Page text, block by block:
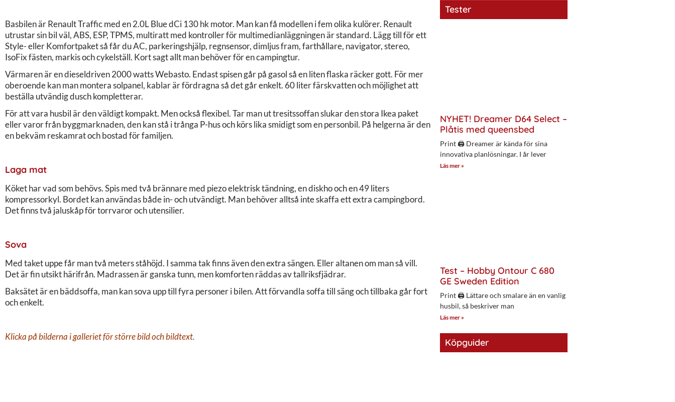
Basbilen är Renault Traffic med en 2.0L Blue dCi 130 hk motor. Man kan få modellen i fem olika kulörer. Renault
utrustar sin bil väl, ABS, ESP, TPMS, multiratt med kontroller för multimedianläggningen är standard. Lägg till för ett
Style- eller Komfortpaket så får du AC, parkeringshjälp, regnsensor, dimljus fram, farthållare, navigator, stereo,
IsoFix fästen, markis och cykelställ. Kort sagt allt man behöver för en campingtur.
Värmaren är en dieseldriven 2000 watts Webasto. Endast spisen går på gasol så en liten flaska räcker gott. För mer
oberoende kan man montera solpanel, kablar är fördragna så det går enkelt. 60 liter färskvatten och möjlighet att
beställa utvändig dusch kompletterar.
För att vara husbil är den väldigt kompakt. Men också flexibel. Tar man ut tresitssoffan slukar den stora Ikea paket
eller varor från byggmarknaden, den kan stå i trånga P-hus och körs lika smidigt som en personbil. På helgerna är den
en bekväm reskamrat och bostad för familjen.
Laga mat
Köket har vad som behövs. Spis med två brännare med piezo elektrisk tändning, en diskho och en 49 liters
kompressorkyl. Bordet kan användas både in- och utvändigt. Man behöver alltså inte skaffa ett extra campingbord.
Det finns två jaluskåp för torrvaror och utensilier.
Sova
Med taket uppe får man två meters ståhöjd. I samma tak finns även den extra sängen. Eller altanen om man så vill.
Det är fin utsikt härifrån. Madrassen är ganska tunn, men komforten räddas av tallriksfjädrar.
Baksätet är en bäddsoffa, man kan sova upp till fyra personer i bilen. Att förvandla soffa till säng och tillbaka går fort
och enkelt.
Klicka på bilderna i galleriet för större bild och bildtext.
Tester
NYHET! Dreamer D64 Select –
Plåtis med queensbed
Print 🖨 Dreamer är kända för sina
innovativa planlösningar. I år lever
Läs mer »
Test – Hobby Ontour C 680
GE Sweden Edition
Print 🖨 Lättare och smalare än en vanlig
husbil, så beskriver man
Läs mer »
Köpguider